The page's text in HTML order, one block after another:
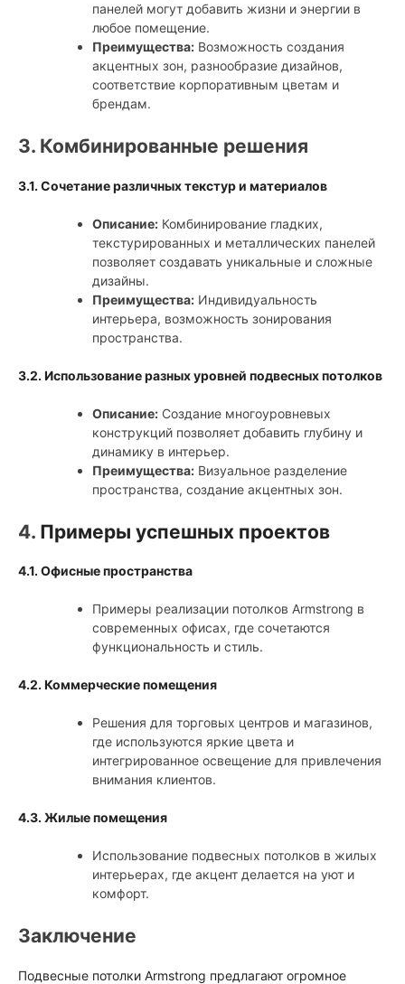
панелей могут добавить жизни и энергии в
любое помещение.
Преимущества: Возможность создания
акцентных зон, разнообразие дизайнов,
соответствие корпоративным цветам и
брендам.
3. Комбинированные решения
3.1. Сочетание различных текстур и материалов
Описание: Комбинирование гладких,
текстурированных и металлических панелей
позволяет создавать уникальные и сложные
дизайны.
Преимущества: Индивидуальность
интерьера, возможность зонирования
пространства.
3.2. Использование разных уровней подвесных потолков
Описание: Создание многоуровневых
конструкций позволяет добавить глубину и
динамику в интерьер.
Преимущества: Визуальное разделение
пространства, создание акцентных зон.
4. Примеры успешных проектов
4.1. Офисные пространства
Примеры реализации потолков Armstrong в
современных офисах, где сочетаются
функциональность и стиль.
4.2. Коммерческие помещения
Решения для торговых центров и магазинов,
где используются яркие цвета и
интегрированное освещение для привлечения
внимания клиентов.
4.3. Жилые помещения
Использование подвесных потолков в жилых
интерьерах, где акцент делается на уют и
комфорт.
Заключение
Подвесные потолки Armstrong предлагают огромное